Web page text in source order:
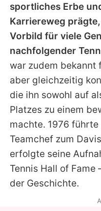
sportliches Erbe
Karriereweg
Vorbild für viele
nachfolgender
war zudem bekannt
aber gleichzeitig
die ihn sowohl auf
Platzes zu einem
machte. 1976
Teamchef zum
erfolgte seine
Tennis Hall of Fame
der Geschichte.